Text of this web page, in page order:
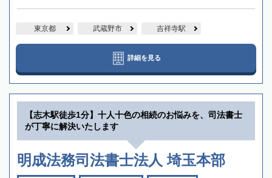
東京都 武蔵野市 吉祥寺駅
詳細を見る
【志木駅徒歩1分】十人十色の相続のお悩みを、司法書士
が丁寧に解決いたします
明成法務司法書士法人 埼玉本部